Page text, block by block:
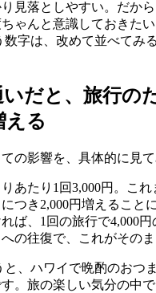
見落としやすい。だか
ゃんと意識しておきたい
数字は、改めて並べてみ
だと、旅行の
える
の影響を、具体的に見て
あたり1回3,000円。これ
つき2,000円増えること
ば、1回の旅行で4,000
の往復で、これがそのま
と、ハワイで晩酌のおつ
す。旅の楽しい気分の中